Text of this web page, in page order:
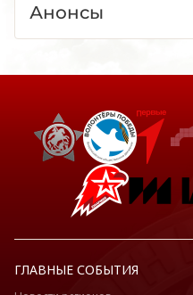
Анонсы
ГЛАВНЫЕ СОБЫТИЯ